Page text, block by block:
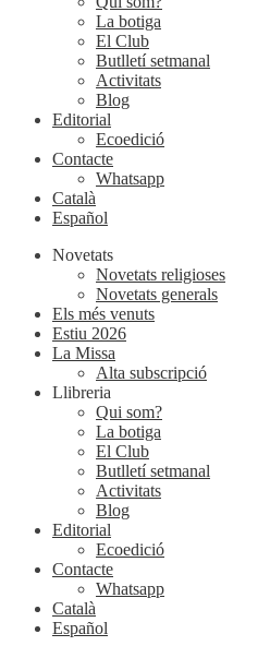
La botiga
El Club
Butlletí setmanal
Activitats
Blog
Editorial
Ecoedició
Contacte
Whatsapp
Català
Español
Novetats
Novetats religioses
Novetats generals
Els més venuts
Estiu 2026
La Missa
Alta subscripció
Llibreria
Qui som?
La botiga
El Club
Butlletí setmanal
Activitats
Blog
Editorial
Ecoedició
Contacte
Whatsapp
Català
Español